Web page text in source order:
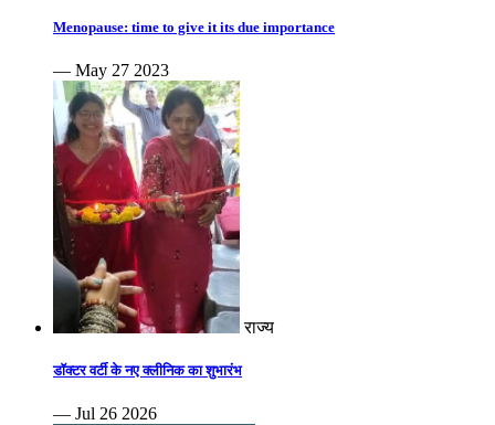
Menopause: time to give it its due importance
— May 27 2023
राज्य
डॉक्टर वर्टी के नए क्लीनिक का शुभारंभ
— Jul 26 2026